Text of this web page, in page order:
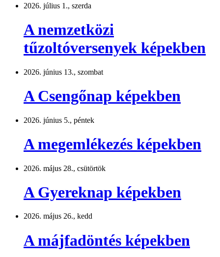
2026. július 1., szerda
A nemzetközi
tűzoltóversenyek képekben
2026. június 13., szombat
A Csengőnap képekben
2026. június 5., péntek
A megemlékezés képekben
2026. május 28., csütörtök
A Gyereknap képekben
2026. május 26., kedd
A májfadöntés képekben